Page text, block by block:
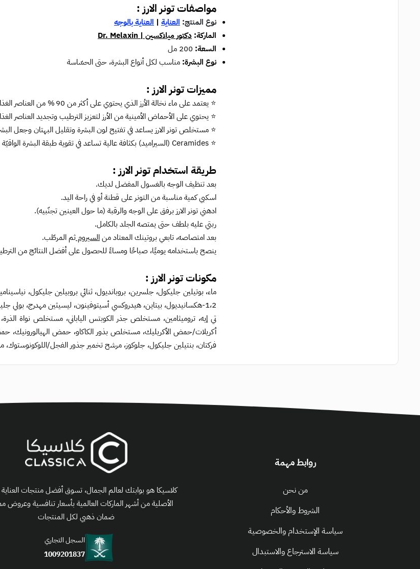
مواصفات تونر الارز :
نوع المنتج: العناية | العناية بالوجه
الماركة: دكتور ميلاكسين | Dr. Melaxin
السعة: 200 مل
نوع البشرة: مناسب لكل أنواع البشرة، حتى الحسّاسة
مميزات تونر الارز :
⭐ يعتمد على ماء نخالة الأرز الذي يحتوي على أكثر من 90 % من العناصر الغذائية الموجودة في الأرز، وهو مصدر طبيعي للترطيب واللمعان.
⭐ يحتوي على الأحماض الأمينية من الأرز لتعزيز الترطيب وتجديد العناصر
⭐ مستخلص تونر الارز يساعد في تفتيح لون البشرة وتقليل البهتان وجعل
⭐ Ceramides (السيراميد) بكثافة عالية تساعد في تقوية طبقة البشرة الواقيّة وحبس الرطوبة.
طريقة استخدام تونر الارز :
بعد تنظيف الوجه بالغسول المفضل لديك.
اسكبي كمية مناسبة من التونر على قطنة أو في راحة اليد.
ادهني تونر الارز برفق على الوجه والرقبة (ما حول العينين تجنّبيه).
ربتي عليه بلطف حتى يمتصه الجلد بالكامل.
بعد امتصاصه، تابعي بروتينك المعتاد منالسيروم ثم المرطّب.
ينصح باستخدامه يوميًا، صباحًا ومساءً للحصول على أفضل النتائج من
مكونات تونر الارز :
تي إيه، تروميثامين، مستخلص جذر الكوبتس الياباني، مستخلص نواة
أكريلات/حمض الأكريليك، مستخلص بذور الكاكاو، حمض الهيالورونيك،
فركتان، بنتيلين جليكول، جلوكوز، مرشح تخمير جذور الفجل/اللوكونوستوك،
روابط مهمة
من نحن
الشروط والأحكام
سياسة الإستخدام والخصوصية
سياسة الاسترجاع والاستبدال
كلاسيكا هو بوابتك لعالم الجمال، تسوق أفضل منتجات
الأصلية من أشهر الماركات العالمية بأسعار تنافسية وعروض
ضمان ذهبي لكل المنتجات
السجل التجاري
1009201837